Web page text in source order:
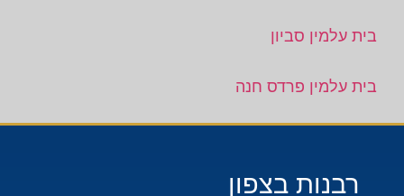
בית עלמין סביון
בית עלמין פרדס חנה
רבנות בצפון